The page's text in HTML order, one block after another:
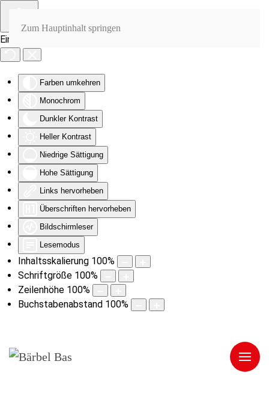
Eingabehilfen öffnen
Farben umkehren
Monochrom
Dunkler Kontrast
Heller Kontrast
Niedrige Sättigung
Hohe Sättigung
Links hervorheben
Überschriften hervorheben
Bildschirmleser
Lesemodus
Inhaltsskalierung 100%
Schriftgröße 100%
Zeilenhöhe 100%
Buchstabenabstand 100%
Zum Hauptinhalt springen